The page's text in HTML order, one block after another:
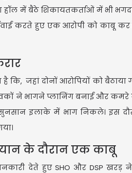
में बैठे शिकायतकर्ताओं में भी
करते हुए एक आरोपी को काबू कर
है कि, जहां दोनों आरोपियों को
ने भागने प्लानिंग बनाई और कमरे
इलाके में भाग निकले। इस
के दौरान एक काबू
देते हुए SHO और DSP खरड़